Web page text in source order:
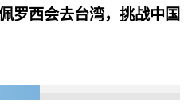
罗西会去台湾，挑战中国